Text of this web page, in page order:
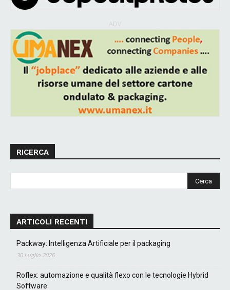
RICERCA
ARTICOLI RECENTI
Packway: Intelligenza Artificiale per il packaging
30 Luglio 2026
Roflex: automazione e qualità flexo con le tecnologie Hybrid
Software